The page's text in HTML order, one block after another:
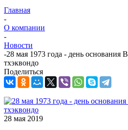
Главная
-
О компании
-
Новости
-28 мая 1973 года - день основания
тхэквондо
Поделиться
28 мая 2019